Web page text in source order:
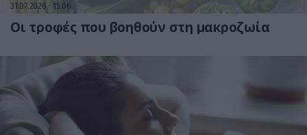
31.07.2026 15:06
Οι τροφές που βοηθούν στη μακροζωία